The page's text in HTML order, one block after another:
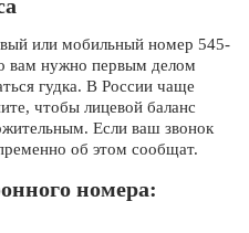
или мобильный номер 545-
вам нужно первым делом
гудка. В России чаще
чтобы лицевой баланс
Если ваш звонок
об этом сообщат.
номера: